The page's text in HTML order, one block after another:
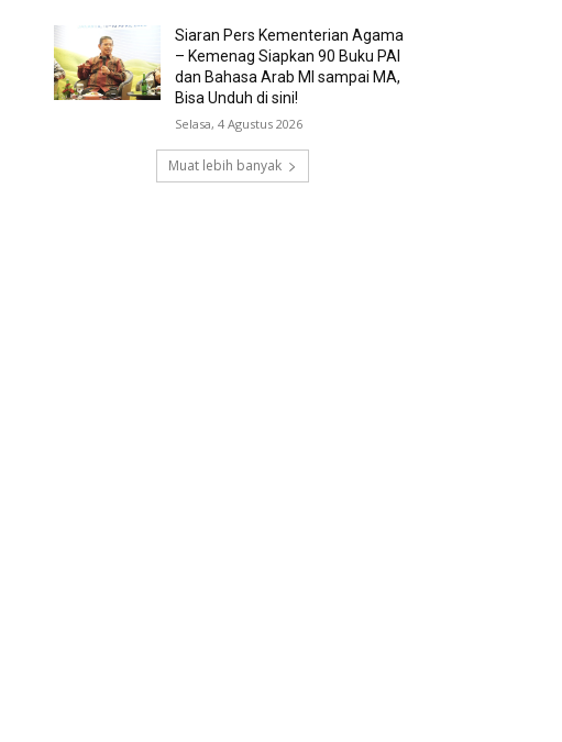
Siaran Pers Kementerian Agama
– Kemenag Siapkan 90 Buku PAI
dan Bahasa Arab MI sampai MA,
Bisa Unduh di sini!
Selasa, 4 Agustus 2026
Muat lebih banyak